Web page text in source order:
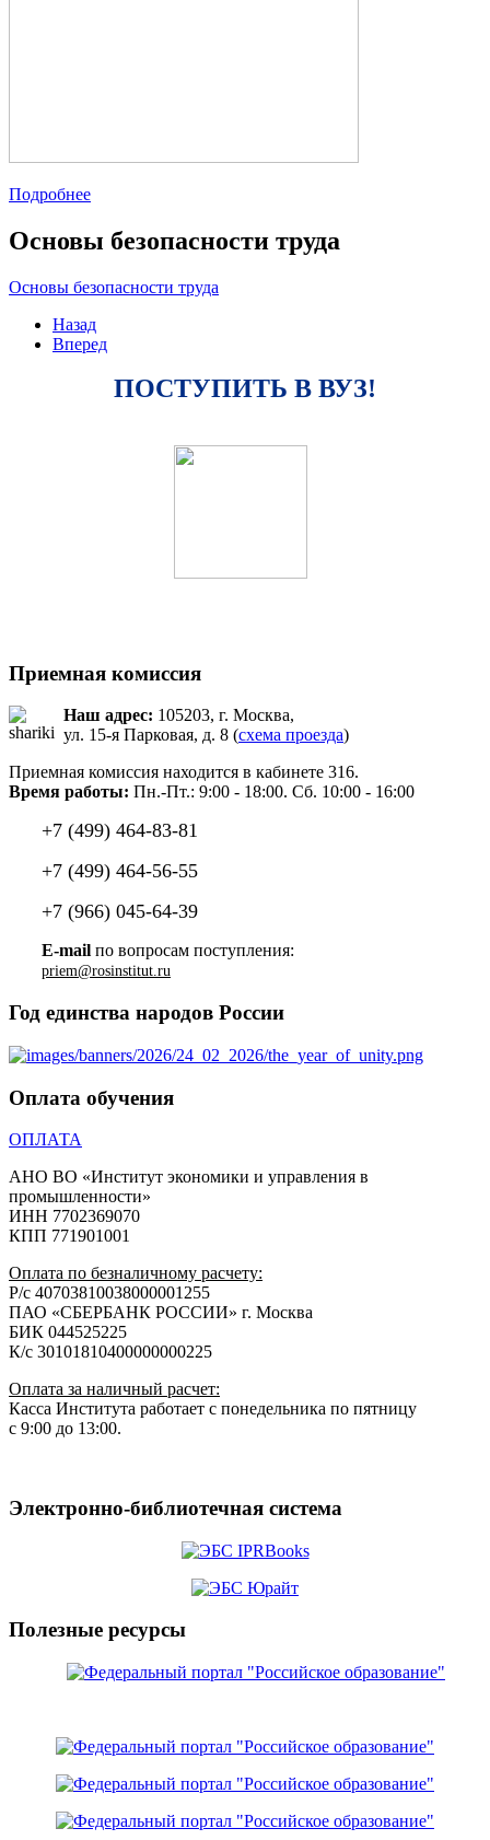
Подробнее
Основы безопасности труда
Основы безопасности труда
Назад
Вперед
ПОСТУПИТЬ В ВУЗ!
Приемная комиссия
Наш адрес: 105203, г. Москва,
ул. 15-я Парковая, д. 8 (схема проезда)
Приемная комиссия находится в кабинете 316.
Время работы: Пн.-Пт.: 9:00 - 18:00. Сб. 10:00 - 16:00
+7 (499) 464-83-81
+7 (499) 464-56-55
+7 (966) 045-64-39
E-mail по вопросам поступления:
Год единства народов России
Оплата обучения
ОПЛАТА
АНО ВО «Институт экономики и управления в
промышленности»
ИНН 7702369070
КПП 771901001
Оплата по безналичному расчету:
Р/с 40703810038000001255
ПАО «СБЕРБАНК РОССИИ» г. Москва
БИК 044525225
К/с 30101810400000000225
Оплата за наличный расчет:
Касса Института работает с понедельника по пятницу
с 9:00 до 13:00.
Электронно-библиотечная система
Полезные ресурсы